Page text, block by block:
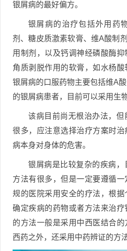
银屑病的最好偏方。
银屑病的治疗包括外用药
剂、糖皮质激素软膏、维A酸制
用制剂，以及钙调神经磷酸酶
角质剥脱作用的软膏，如水杨酸
银屑病的口服药物主要包括维A
的银屑病患者，目前可以采用生
该病目前尚无根治办法，
很多，应注意选择治疗方案时
病本身对身体的危害。
银屑病是比较复杂的疾病
方法有很多，但是一定要遵循
规的医院采用安全的疗法，根
确定疾病的药物或者方法来治
的方法一般是采用中西医结合
西药之外，还采用中药辨证的方